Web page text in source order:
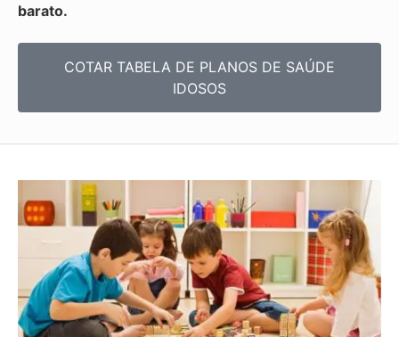
barato.
COTAR TABELA DE PLANOS DE SAÚDE
IDOSOS